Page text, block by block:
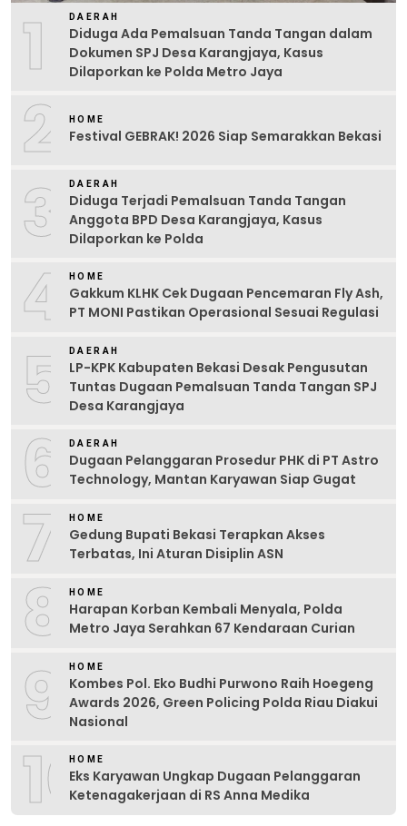
1 DAERAH
Diduga Ada Pemalsuan Tanda Tangan dalam
Dokumen SPJ Desa Karangjaya, Kasus
Dilaporkan ke Polda Metro Jaya
2 HOME
Festival GEBRAK! 2026 Siap Semarakkan Bekasi
3 DAERAH
Diduga Terjadi Pemalsuan Tanda Tangan
Anggota BPD Desa Karangjaya, Kasus
Dilaporkan ke Polda
4 HOME
Gakkum KLHK Cek Dugaan Pencemaran Fly Ash,
PT MONI Pastikan Operasional Sesuai Regulasi
5 DAERAH
LP-KPK Kabupaten Bekasi Desak Pengusutan
Tuntas Dugaan Pemalsuan Tanda Tangan SPJ
Desa Karangjaya
6 DAERAH
Dugaan Pelanggaran Prosedur PHK di PT Astro
Technology, Mantan Karyawan Siap Gugat
7 HOME
Gedung Bupati Bekasi Terapkan Akses
Terbatas, Ini Aturan Disiplin ASN
8 HOME
Harapan Korban Kembali Menyala, Polda
Metro Jaya Serahkan 67 Kendaraan Curian
9 HOME
Kombes Pol. Eko Budhi Purwono Raih Hoegeng
Awards 2026, Green Policing Polda Riau Diakui
Nasional
10HOME
Eks Karyawan Ungkap Dugaan Pelanggaran
Ketenagakerjaan di RS Anna Medika